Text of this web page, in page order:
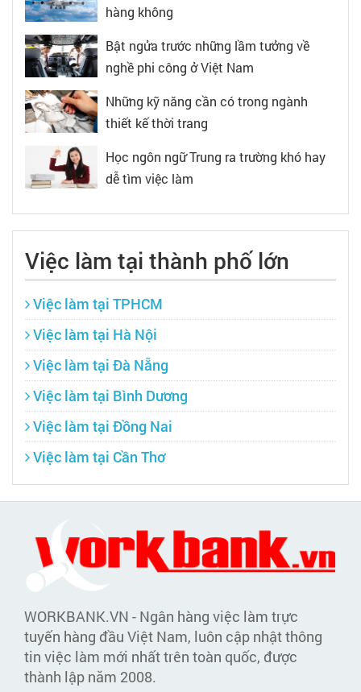
hàng không
Bật ngửa trước những lầm tưởng về
nghề phi công ở Việt Nam
Những kỹ năng cần có trong ngành
thiết kế thời trang
Học ngôn ngữ Trung ra trường khó hay
dễ tìm việc làm
Việc làm tại thành phố lớn
Việc làm tại TPHCM
Việc làm tại Hà Nội
Việc làm tại Đà Nẵng
Việc làm tại Bình Dương
Việc làm tại Đồng Nai
Việc làm tại Cần Thơ
WORKBANK.VN - Ngân hàng việc làm trực
tuyến hàng đầu Việt Nam, luôn cập nhật thông
tin việc làm mới nhất trên toàn quốc, được
thành lập năm 2008.